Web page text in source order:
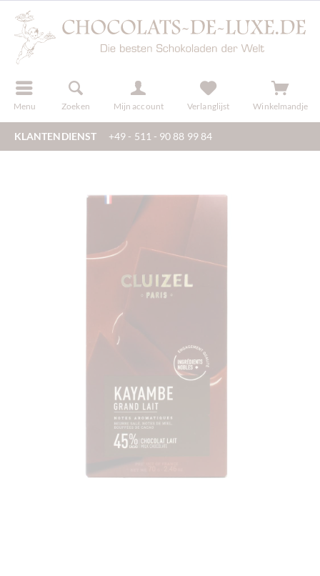
Menu Zoeken Mijn account
registreren Verlanglijst Winkelmandje
KLANTENDIENST +49 - 511 - 90 88 99 84